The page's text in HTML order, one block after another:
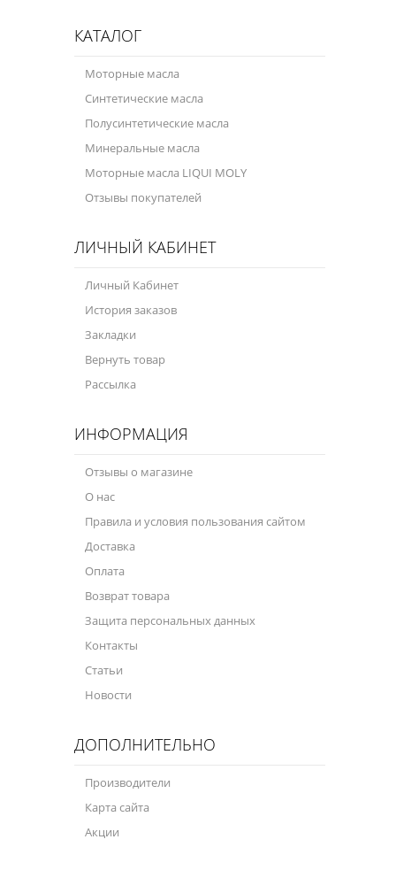
КАТАЛОГ
Моторные масла
Синтетические масла
Полусинтетические масла
Минеральные масла
Моторные масла LIQUI MOLY
Отзывы покупателей
ЛИЧНЫЙ КАБИНЕТ
Личный Кабинет
История заказов
Закладки
Вернуть товар
Рассылка
ИНФОРМАЦИЯ
Отзывы о магазине
О нас
Правила и условия пользования сайтом
Доставка
Оплата
Возврат товара
Защита персональных данных
Контакты
Статьи
Новости
ДОПОЛНИТЕЛЬНО
Производители
Карта сайта
Акции